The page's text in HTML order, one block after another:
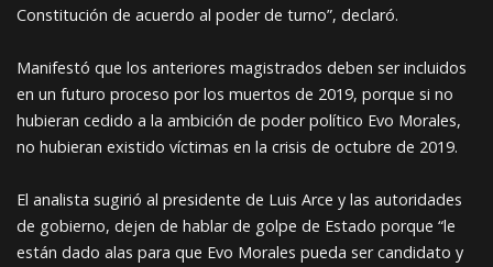
Constitución de acuerdo al poder de turno”, declaró.
Manifestó que los anteriores magistrados deben ser incluidos
en un futuro proceso por los muertos de 2019, porque si no
hubieran cedido a la ambición de poder político Evo Morales,
no hubieran existido víctimas en la crisis de octubre de 2019.
El analista sugirió al presidente de Luis Arce y las autoridades
de gobierno, dejen de hablar de golpe de Estado porque “le
están dado alas para que Evo Morales pueda ser candidato y